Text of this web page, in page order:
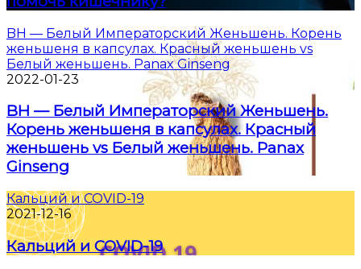
BH — Белый Императорский Женьшень. Корень
женьшеня в капсулах. Красный женьшень vs
Белый женьшень. Panax Ginseng
2022-01-23
BH — Белый Императорский Женьшень.
Корень женьшеня в капсулах. Красный
женьшень vs Белый женьшень. Panax
Ginseng
Кальций и COVID-19
2021-12-16
Кальций и COVID-19